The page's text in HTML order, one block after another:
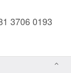
3706 0193